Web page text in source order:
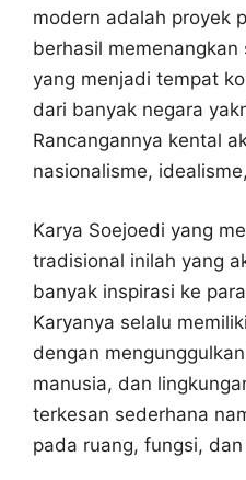
modern adalah proyek
berhasil
yang menjadi tempat
dari banyak negara
Rancangannya kental
nasionalisme,
Karya Soejoedi yang
tradisional inilah yang
banyak inspirasi ke
Karyanya selalu
dengan
manusia, dan
terkesan sederhana
pada ruang, fungsi,